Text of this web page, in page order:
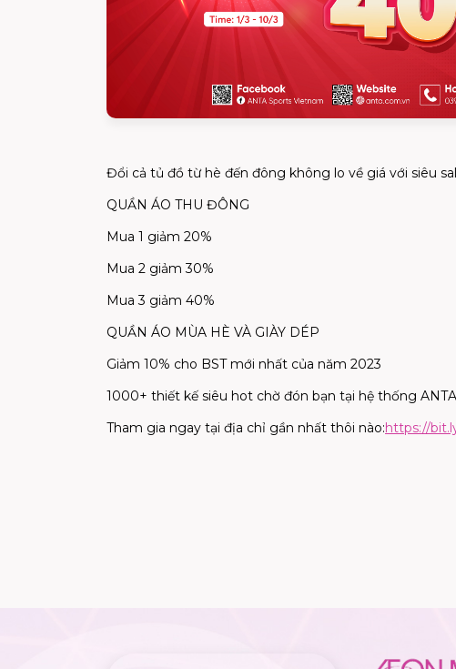
Đổi cả tủ đồ từ hè đến đông không lo về giá với siêu
QUẦN ÁO THU ĐÔNG
Mua 1 giảm 20%
Mua 2 giảm 30%
Mua 3 giảm 40%
QUẦN ÁO MÙA HÈ VÀ GIÀY DÉP
Giảm 10% cho BST mới nhất của năm 2023
1000+ thiết kế siêu hot chờ đón bạn tại hệ thống
Tham gia ngay tại địa chỉ gần nhất thôi nào:https://